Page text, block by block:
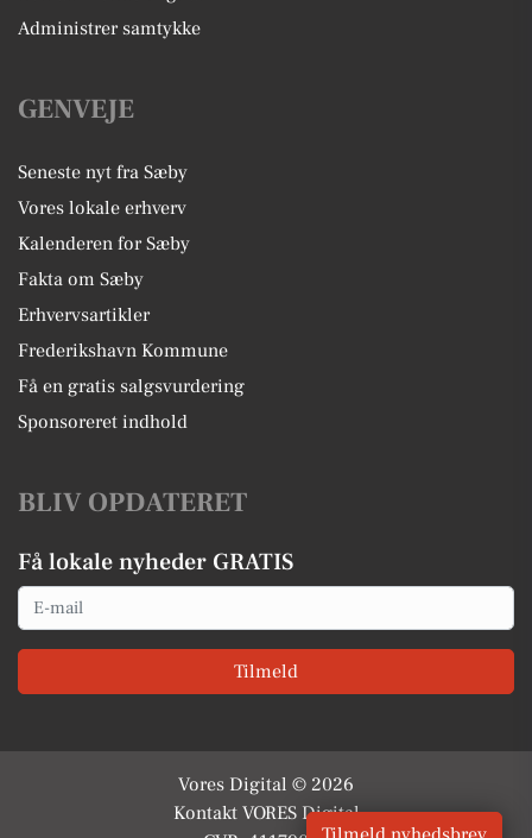
Administrer samtykke
GENVEJE
Seneste nyt fra Sæby
Vores lokale erhverv
Kalenderen for Sæby
Fakta om Sæby
Erhvervsartikler
Frederikshavn Kommune
Få en gratis salgsvurdering
Sponsoreret indhold
BLIV OPDATERET
Få lokale nyheder GRATIS
Email
Tilmeld
Vores Digital © 2026
Kontakt VORES Digital